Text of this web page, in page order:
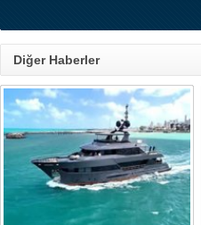
Diğer Haberler